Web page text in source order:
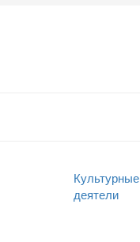
Культурные
деятели